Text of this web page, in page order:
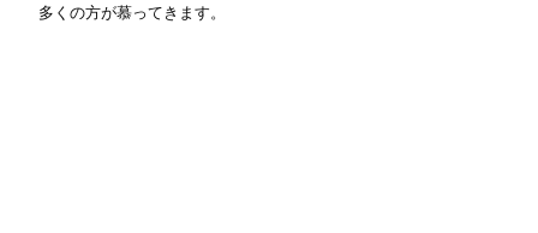
多くの方が慕ってきます。